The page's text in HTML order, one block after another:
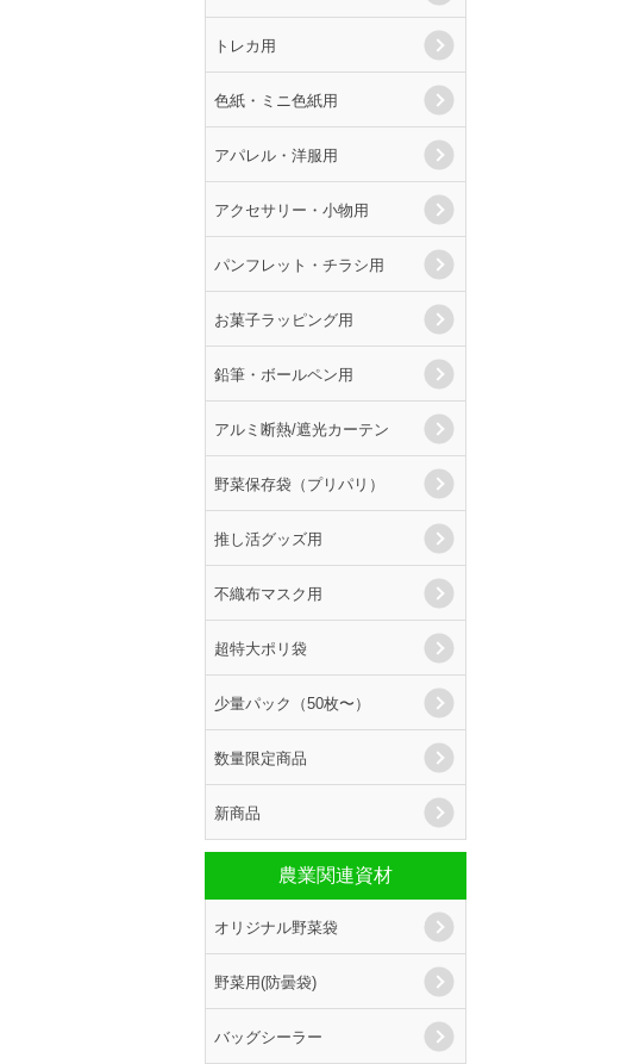
トレカ用
色紙・ミニ色紙用
アパレル・洋服用
アクセサリー・小物用
パンフレット・チラシ用
お菓子ラッピング用
鉛筆・ボールペン用
アルミ断熱/遮光カーテン
野菜保存袋（プリパリ）
推し活グッズ用
不織布マスク用
超特大ポリ袋
少量パック（50枚〜）
数量限定商品
新商品
農業関連資材
オリジナル野菜袋
野菜用(防曇袋)
バッグシーラー